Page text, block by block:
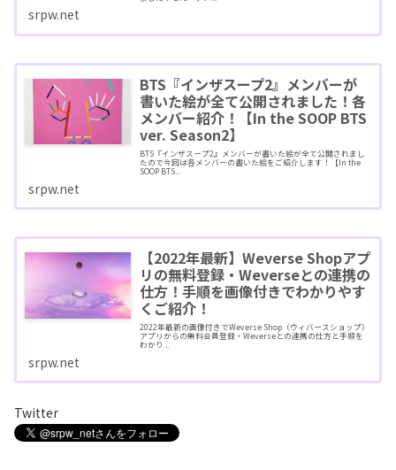
srpw.net
BTS『インザスープ2』メンバーが
書いた絵が全て公開されました！各
メンバー紹介！【In the SOOP BTS
ver. Season2】
BTS『インザスープ2』メンバーが書いた絵が全て公開されまし
たので今回は各メンバーの書いた絵をご紹介します！【In the
SOOP BTS...
srpw.net
【2022年最新】Weverse Shopアプ
リの無料登録・Weverseとの連携の
仕方！手順を画像付きでわかりやす
くご紹介！
2022年最新の画像付きでWeverse Shop（ウィバースショップ）
アプリからの無料会員登録・Weverseとの連携の仕方と手順を
わかり...
srpw.net
Twitter